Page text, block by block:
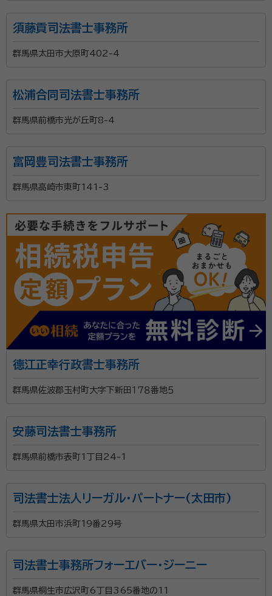
須藤貢司法書士事務所
群馬県太田市大原町402-4
松浦合同司法書士事務所
群馬県前橋市光が丘町8-4
富岡豊司法書士事務所
群馬県高崎市東町141-3
德江正幸行政書士事務所
群馬県佐波郡玉村町大字下新田１７８番地５
安藤司法書士事務所
群馬県前橋市表町1丁目24-1
司法書士法人リーガル・パートナー(太田市)
群馬県太田市浜町19番29号
司法書士事務所フォーエバー・ジーニー
群馬県桐生市広沢町6丁目365番地の11